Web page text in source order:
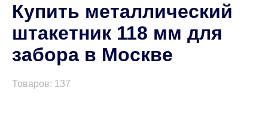
Металлочерепица
Купить металлический
штакетник 118 мм для
забора в Москве
Товаров: 137